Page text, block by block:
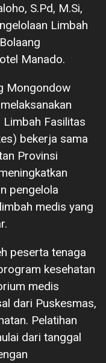
S.Pd, M.Si,
Limbah
Manado.
Mongondow
Limbah Fasilitas
bekerja sama
Provinsi
pengelola
medis yang
peserta tenaga
kesehatan
medis
dari Puskesmas,
Pelatihan
dari tanggal